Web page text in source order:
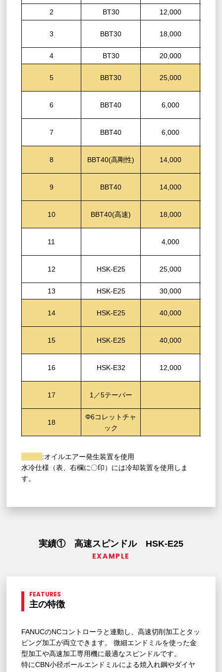
2 BT30 12,000
3 BBT30 18,000
4 BT30 20,000
5 BBT30 25,000
6 BBT40 6,000
7 BBT40 6,000
8 BBT40(高剛性) 14,000
9 BBT40 14,000
10 BBT40(高速) 18,000
11 4,000
12 HSK-E25 25,000
13 HSK-E25 30,000
14 HSK-E25 40,000
15 HSK-E25 40,000
16 HSK-E32 12,000
17 1／5テーパー
18
Φ6コレットチャ
ック
:オイルエアー発生装置を使用
水冷仕様（表、右欄に〇印）には冷却装置を使用しま
す。
実績① 高速スピンドル HSK-E25
EXAMPLE
FEATURES
主の特徴
FANUCのNCコントローラと連動し、高速切削加工とタッ
ピング加工が両立できます。 微細エンドミルを使った金
型加工や高速加工専用機に最適なスピンドルです。
特にCBN小径ボールエンドミルによる焼入れ鋼やダイヤ